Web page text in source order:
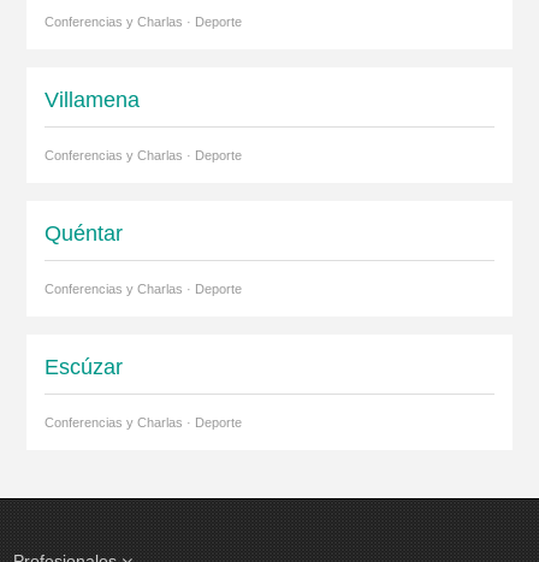
Conferencias y Charlas · Deporte
Villamena
Conferencias y Charlas · Deporte
Quéntar
Conferencias y Charlas · Deporte
Escúzar
Conferencias y Charlas · Deporte